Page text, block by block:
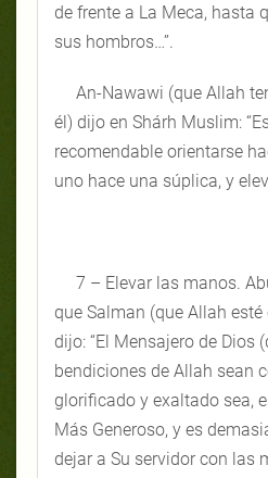
de frente a La Meca, hasta
sus hombros…”.
An-Nawawi (que Allah
él) dijo en Shárh Muslim:
recomendable orientarse
uno hace una súplica, y
7 – Elevar las manos.
que Salman (que Allah
dijo: “El Mensajero de Dios
bendiciones de Allah sean
glorificado y exaltado sea,
Más Generoso, y es
dejar a Su servidor con las